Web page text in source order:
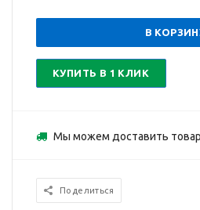
В
КУПИТЬ В 1 КЛИК
Мы можем доставить
Поделиться